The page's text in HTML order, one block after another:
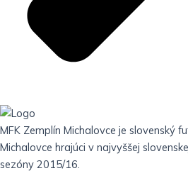
MFK Zemplín Michalovce je slovenský
Michalovce hrajúci v najvyššej
sezóny 2015/16.